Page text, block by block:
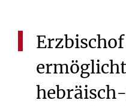
Erzbischof
ermöglicht